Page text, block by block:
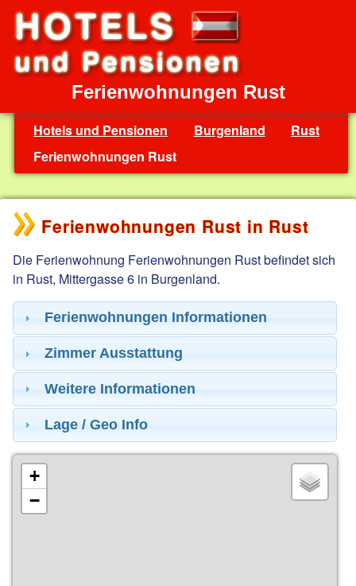
Ferienwohnungen Rust
Hotels und Pensionen Burgenland
Rust
Ferienwohnungen Rust
Ferienwohnungen Rust in Rust
Die Ferienwohnung Ferienwohnungen Rust befindet sich
in Rust, Mittergasse 6 in Burgenland.
Ferienwohnungen Informationen
Zimmer Ausstattung
Weitere Informationen
Lage / Geo Info
+
−